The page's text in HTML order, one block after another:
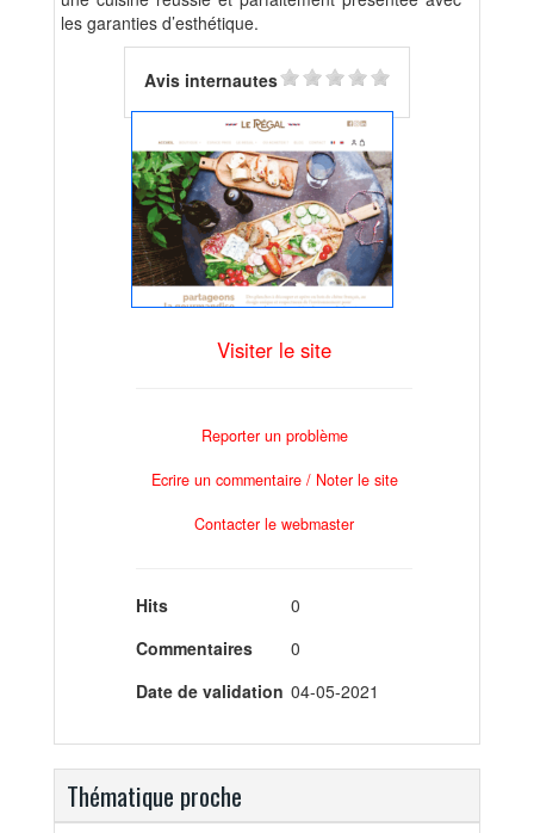
les garanties d’esthétique.
Avis internautes
Visiter le site
Reporter un problème
Ecrire un commentaire / Noter le site
Contacter le webmaster
Hits
0
Commentaires
0
Date de validation 04-05-2021
Thématique proche